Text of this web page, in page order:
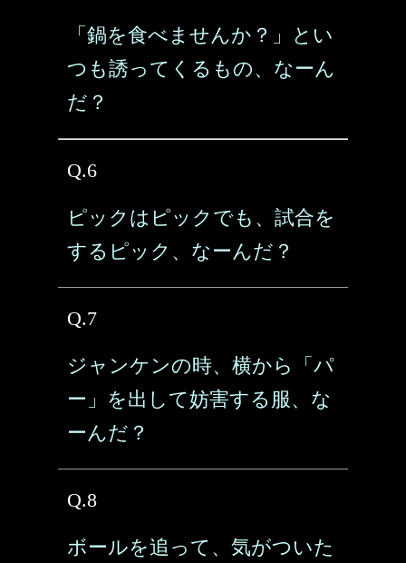
「鍋を食べませんか？」とい
つも誘ってくるもの、なーん
だ？
Q.6
ピックはピックでも、試合を
するピック、なーんだ？
Q.7
ジャンケンの時、横から「パ
ー」を出して妨害する服、な
ーんだ？
Q.8
ボールを追って、気がついた